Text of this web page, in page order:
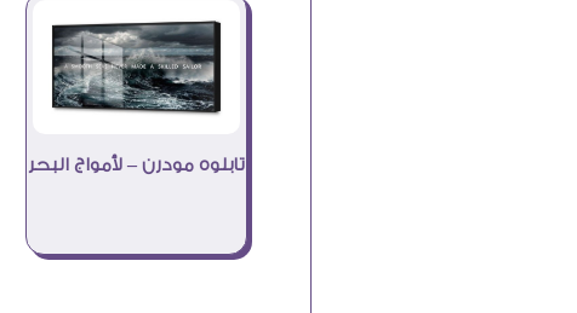
تابلوه مودرن – لأمواج البحر